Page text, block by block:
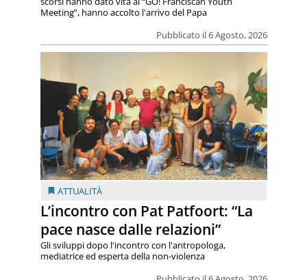
Pubblicato il 6 Agosto, 2026
Meeting”, hanno accolto l'arrivo del Papa
ATTUALITÀ
L’incontro con Pat Patfoort: “La
pace nasce dalle relazioni”
Gli sviluppi dopo l'incontro con l'antropologa,
mediatrice ed esperta della non-violenza